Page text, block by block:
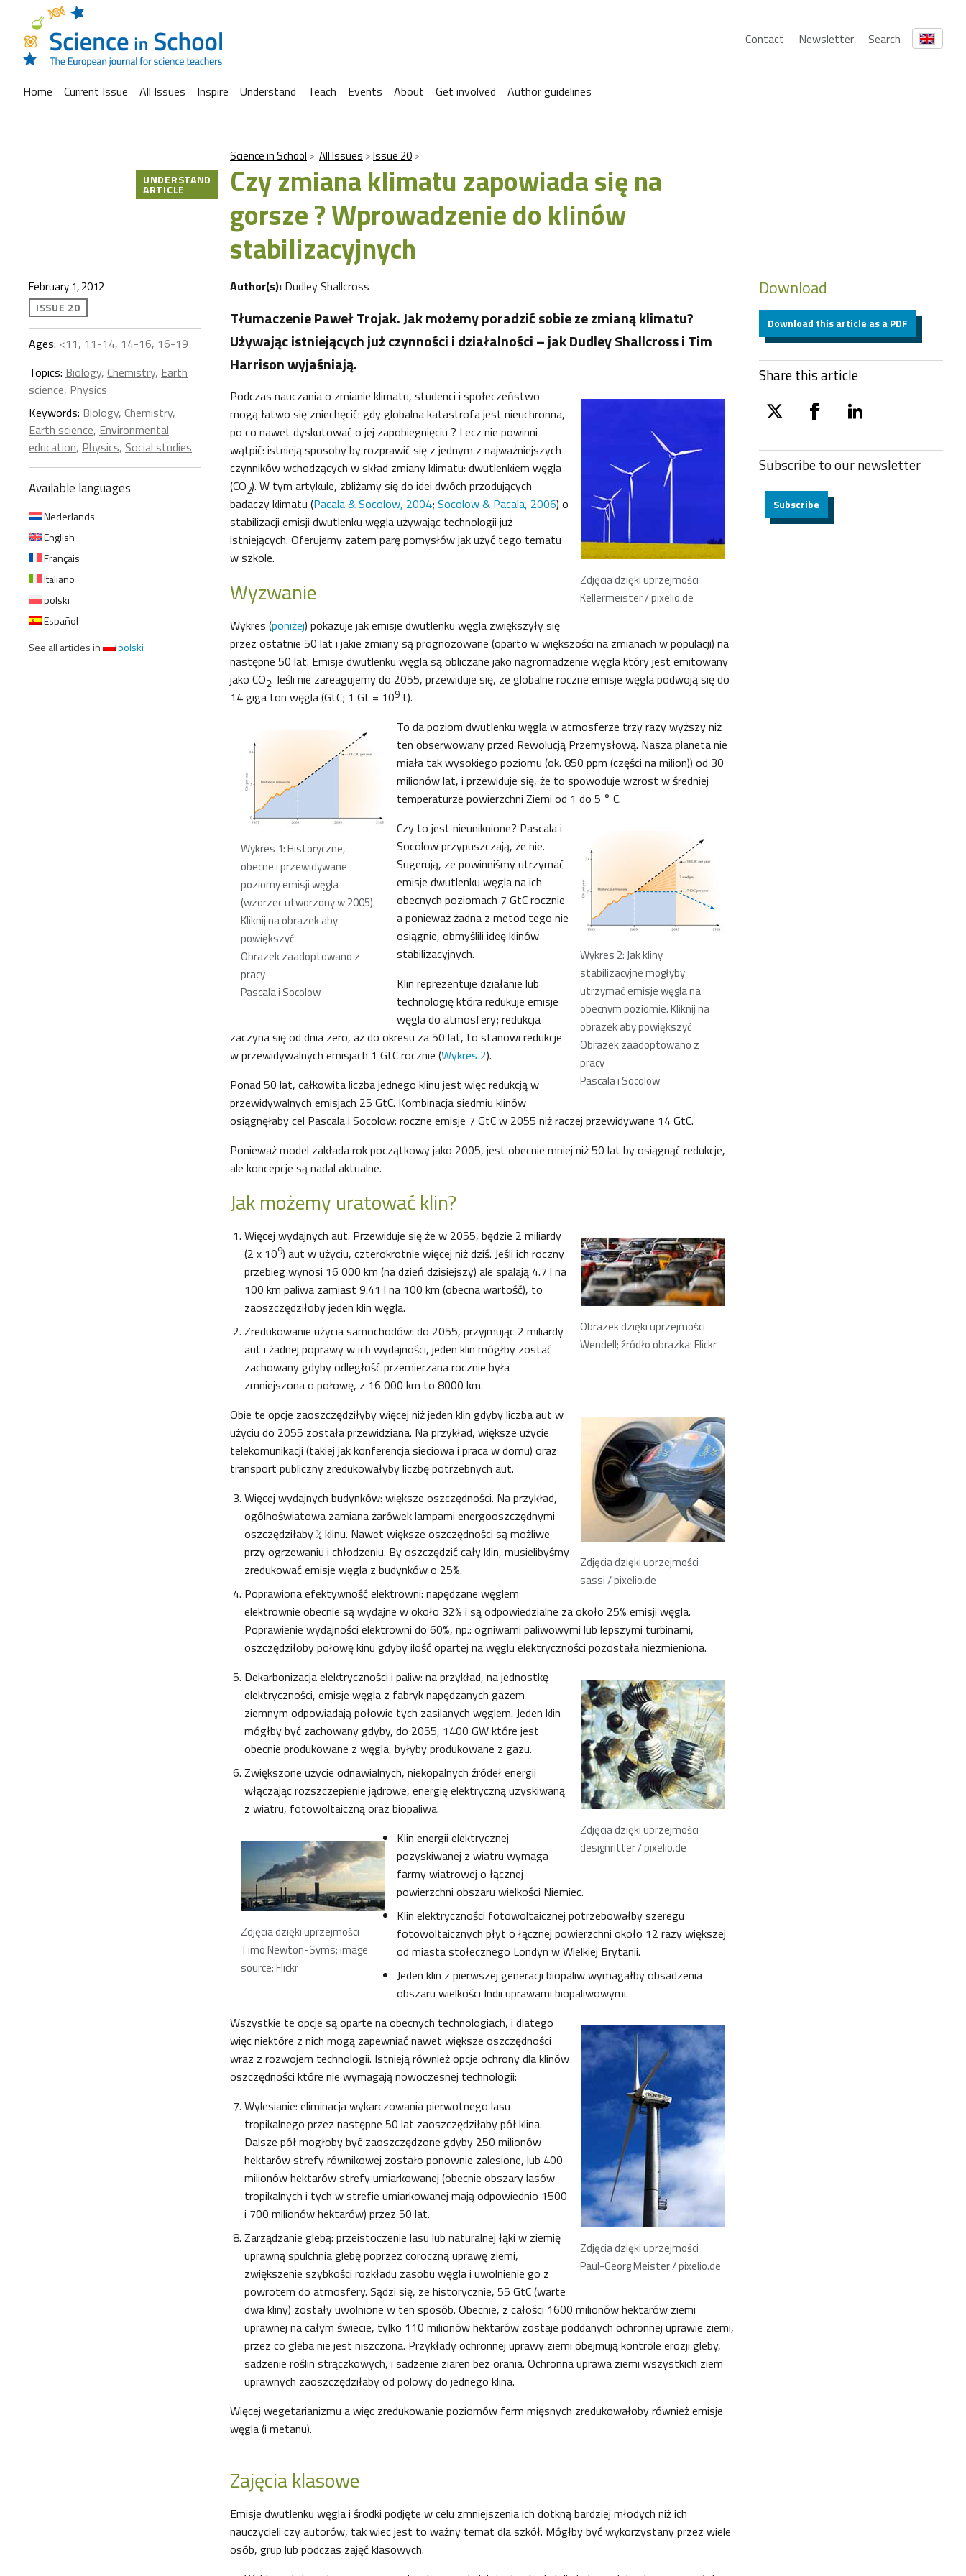
Contact Newsletter Search
Home Current Issue All Issues Inspire Understand Teach Events About Get involved Author guidelines
Science in School All Issues Issue 20
Czy zmiana klimatu zapowiada się na
gorsze ? Wprowadzenie do klinów
stabilizacyjnych
UNDERSTAND
ARTICLE
February 1, 2012
ISSUE 20
Ages: <11, 11-14, 14-16, 16-19
Topics: Biology, Chemistry, Earth
science, Physics
Keywords: Biology, Chemistry,
Earth science, Environmental
education, Physics, Social studies
Available languages
Nederlands
English
Français
Italiano
polski
Español
See all articles in
polski
Author(s): Dudley Shallcross
Tłumaczenie Paweł Trojak. Jak możemy poradzić sobie ze zmianą klimatu?
Używając istniejących już czynności i działalności – jak Dudley Shallcross i Tim
Harrison wyjaśniają.
Zdjęcia dzięki uprzejmości
Kellermeister / pixelio.de
Podczas nauczania o zmianie klimatu, studenci i społeczeństwo
mogą łatwo się zniechęcić: gdy globalna katastrofa jest nieuchronna,
po co nawet dyskutować o jej zapobiegnięciu ? Lecz nie powinni
wątpić: istnieją sposoby by rozprawić się z jednym z najważniejszych
czynników wchodzących w skład zmiany klimatu: dwutlenkiem węgla
(CO2). W tym artykule, zbliżamy się do idei dwóch przodujących
badaczy klimatu (Pacala & Socolow, 2004; Socolow & Pacala, 2006) o
stabilizacji emisji dwutlenku węgla używając technologii już
istniejących. Oferujemy zatem parę pomysłów jak użyć tego tematu
w szkole.
Wyzwanie
Wykres (poniżej) pokazuje jak emisje dwutlenku węgla zwiększyły się
przez ostatnie 50 lat i jakie zmiany są prognozowane (oparto w większości na zmianach w populacji) na
następne 50 lat. Emisje dwutlenku węgla są obliczane jako nagromadzenie węgla który jest emitowany
jako CO2. Jeśli nie zareagujemy do 2055, przewiduje się, ze globalne roczne emisje węgla podwoją się do
14 giga ton węgla (GtC; 1 Gt = 109 t).
Wykres 1: Historyczne,
obecne i przewidywane
poziomy emisji węgla
(wzorzec utworzony w 2005).
Kliknij na obrazek aby
powiększyć
Obrazek zaadoptowano z
pracy
Pascala i Socolow
To da poziom dwutlenku węgla w atmosferze trzy razy wyższy niż
ten obserwowany przed Rewolucją Przemysłową. Nasza planeta nie
miała tak wysokiego poziomu (ok. 850 ppm (części na milion)) od 30
milionów lat, i przewiduje się, że to spowoduje wzrost w średniej
temperaturze powierzchni Ziemi od 1 do 5 ° C.
Wykres 2: Jak kliny
stabilizacyjne mogłyby
utrzymać emisje węgla na
obecnym poziomie. Kliknij na
obrazek aby powiększyć
Obrazek zaadoptowano z
pracy
Pascala i Socolow
Czy to jest nieuniknione? Pascala i
Socolow przypuszczają, że nie.
Sugerują, ze powinniśmy utrzymać
emisje dwutlenku węgla na ich
obecnych poziomach 7 GtC rocznie
a ponieważ żadna z metod tego nie
osiągnie, obmyślili ideę klinów
stabilizacyjnych.
Klin reprezentuje działanie lub
technologię która redukuje emisje
węgla do atmosfery; redukcja
zaczyna się od dnia zero, aż do okresu za 50 lat, to stanowi redukcje
w przewidywalnych emisjach 1 GtC rocznie (Wykres 2).
Ponad 50 lat, całkowita liczba jednego klinu jest więc redukcją w
przewidywalnych emisjach 25 GtC. Kombinacja siedmiu klinów
osiągnęłaby cel Pascala i Socolow: roczne emisje 7 GtC w 2055 niż raczej przewidywane 14 GtC.
Ponieważ model zakłada rok początkowy jako 2005, jest obecnie mniej niż 50 lat by osiągnąć redukcje,
ale koncepcje są nadal aktualne.
Jak możemy uratować klin?
Obrazek dzięki uprzejmości
Wendell; źródło obrazka: Flickr
Więcej wydajnych aut. Przewiduje się że w 2055, będzie 2 miliardy
(2 x 109) aut w użyciu, czterokrotnie więcej niż dziś. Jeśli ich roczny
przebieg wynosi 16 000 km (na dzień dzisiejszy) ale spalają 4.7 l na
100 km paliwa zamiast 9.41 l na 100 km (obecna wartość), to
zaoszczędziłoby jeden klin węgla.
Zredukowanie użycia samochodów: do 2055, przyjmując 2 miliardy
aut i żadnej poprawy w ich wydajności, jeden klin mógłby zostać
zachowany gdyby odległość przemierzana rocznie była
zmniejszona o połowę, z 16 000 km to 8000 km.
Zdjęcia dzięki uprzejmości
sassi / pixelio.de
Obie te opcje zaoszczędziłyby więcej niż jeden klin gdyby liczba aut w
użyciu do 2055 została przewidziana. Na przykład, większe użycie
telekomunikacji (takiej jak konferencja sieciowa i praca w domu) oraz
transport publiczny zredukowałyby liczbę potrzebnych aut.
Więcej wydajnych budynków: większe oszczędności. Na przykład,
ogólnoświatowa zamiana żarówek lampami energooszczędnymi
oszczędziłaby ¼ klinu. Nawet większe oszczędności są możliwe
przy ogrzewaniu i chłodzeniu. By oszczędzić cały klin, musielibyśmy
zredukować emisje węgla z budynków o 25%.
Poprawiona efektywność elektrowni: napędzane węglem
elektrownie obecnie są wydajne w około 32% i są odpowiedzialne za około 25% emisji węgla.
Poprawienie wydajności elektrowni do 60%, np.: ogniwami paliwowymi lub lepszymi turbinami,
oszczędziłoby połowę kinu gdyby ilość opartej na węglu elektryczności pozostała niezmieniona.
Zdjęcia dzięki uprzejmości
designritter / pixelio.de
Dekarbonizacja elektryczności i paliw: na przykład, na jednostkę
elektryczności, emisje węgla z fabryk napędzanych gazem
ziemnym odpowiadają połowie tych zasilanych węglem. Jeden klin
mógłby być zachowany gdyby, do 2055, 1400 GW które jest
obecnie produkowane z węgla, byłyby produkowane z gazu.
Zwiększone użycie odnawialnych, niekopalnych źródeł energii
włączając rozszczepienie jądrowe, energię elektryczną uzyskiwaną
z wiatru, fotowoltaiczną oraz biopaliwa.
Zdjęcia dzięki uprzejmości
Timo Newton-Syms; image
source: Flickr
Klin energii elektrycznej
pozyskiwanej z wiatru wymaga
farmy wiatrowej o łącznej
powierzchni obszaru wielkości Niemiec.
Klin elektryczności fotowoltaicznej potrzebowałby szeregu
fotowoltaicznych płyt o łącznej powierzchni około 12 razy większej
od miasta stołecznego Londyn w Wielkiej Brytanii.
Jeden klin z pierwszej generacji biopaliw wymagałby obsadzenia
obszaru wielkości Indii uprawami biopaliwowymi.
Zdjęcia dzięki uprzejmości
Paul-Georg Meister / pixelio.de
Wszystkie te opcje są oparte na obecnych technologiach, i dlatego
więc niektóre z nich mogą zapewniać nawet większe oszczędności
wraz z rozwojem technologii. Istnieją również opcje ochrony dla klinów
oszczędności które nie wymagają nowoczesnej technologii:
Wylesianie: eliminacja wykarczowania pierwotnego lasu
tropikalnego przez następne 50 lat zaoszczędziłaby pół klina.
Dalsze pół mogłoby być zaoszczędzone gdyby 250 milionów
hektarów strefy równikowej zostało ponownie zalesione, lub 400
milionów hektarów strefy umiarkowanej (obecnie obszary lasów
tropikalnych i tych w strefie umiarkowanej mają odpowiednio 1500
i 700 milionów hektarów) przez 50 lat.
Zarządzanie glebą: przeistoczenie lasu lub naturalnej łąki w ziemię
uprawną spulchnia glebę poprzez coroczną uprawę ziemi,
zwiększenie szybkości rozkładu zasobu węgla i uwolnienie go z
powrotem do atmosfery. Sądzi się, ze historycznie, 55 GtC (warte
dwa kliny) zostały uwolnione w ten sposób. Obecnie, z całości 1600 milionów hektarów ziemi
uprawnej na całym świecie, tylko 110 milionów hektarów zostaje poddanych ochronnej uprawie ziemi,
przez co gleba nie jest niszczona. Przykłady ochronnej uprawy ziemi obejmują kontrole erozji gleby,
sadzenie roślin strączkowych, i sadzenie ziaren bez orania. Ochronna uprawa ziemi wszystkich ziem
uprawnych zaoszczędziłaby od polowy do jednego klina.
Więcej wegetarianizmu a więc zredukowanie poziomów ferm mięsnych zredukowałoby również emisje
węgla (i metanu).
Zajęcia klasowe
Emisje dwutlenku węgla i środki podjęte w celu zmniejszenia ich dotkną bardziej młodych niż ich
nauczycieli czy autorów, tak wiec jest to ważny temat dla szkół. Mógłby być wykorzystany przez wiele
osób, grup lub podczas zajęć klasowych.
Download
Download this article as a PDF
Share this article
twitter facebooklinkedin
Subscribe to ournewsletter
Subscribe